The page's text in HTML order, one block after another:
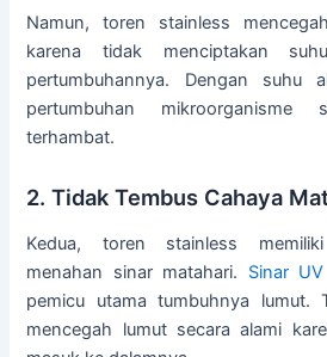
Namun, toren stainless
karena tidak menciptakan
pertumbuhannya. Dengan suhu
pertumbuhan
terhambat.
2. Tidak Tembus Cahaya
Kedua, toren stainless
menahan sinar matahari. Sinar UV
pemicu utama tumbuhnya lumut.
mencegah lumut secara alami